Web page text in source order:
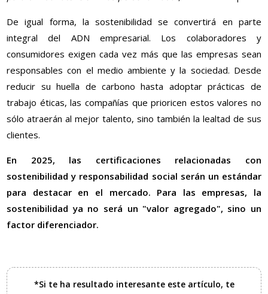
De igual forma, la sostenibilidad se convertirá en parte
integral del ADN empresarial. Los colaboradores y
consumidores exigen cada vez más que las empresas sean
responsables con el medio ambiente y la sociedad. Desde
reducir su huella de carbono hasta adoptar prácticas de
trabajo éticas, las compañías que prioricen estos valores no
sólo atraerán al mejor talento, sino también la lealtad de sus
clientes.
En 2025, las certificaciones relacionadas con
sostenibilidad y responsabilidad social serán un estándar
para destacar en el mercado. Para las empresas, la
sostenibilidad ya no será un "valor agregado", sino un
factor diferenciador.
*Si te ha resultado interesante este artículo, te